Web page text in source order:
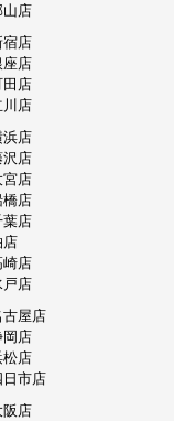
山店
宿店
座店
田店
川店
浜店
沢店
宮店
橋店
葉店
店
崎店
戸店
古屋店
岡店
松店
日市店
阪店